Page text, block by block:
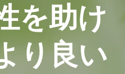
を助け
り良い